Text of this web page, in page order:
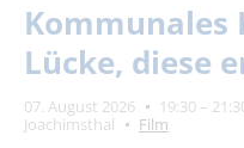
Kommunales
Lücke, diese
07. August 2026 19:30 –
Joachimsthal
Film